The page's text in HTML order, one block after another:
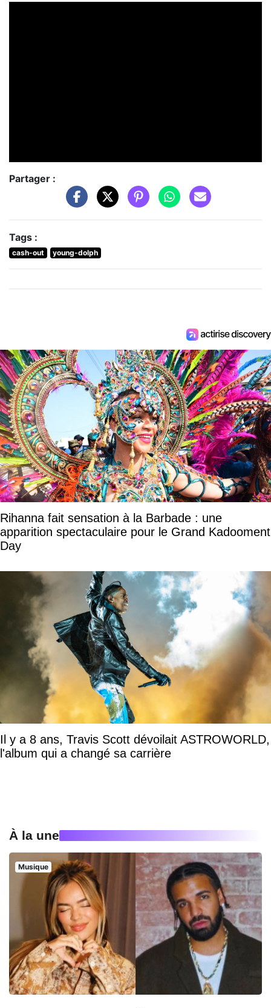
Partager :
Tags :
cash-out young-dolph
Rihanna fait sensation à la Barbade : une
apparition spectaculaire pour le Grand Kadooment
Day
Il y a 8 ans, Travis Scott dévoilait ASTROWORLD,
l'album qui a changé sa carrière
À la une
Musique